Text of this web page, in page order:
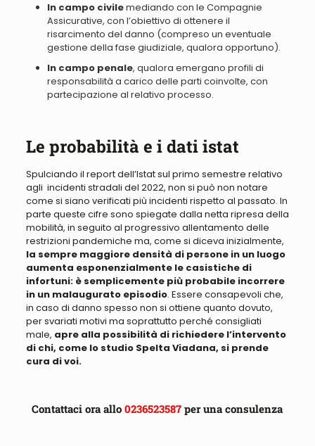
In campo civilemediando con le Compagnie
Assicurative, con l’obiettivo di ottenere il
risarcimento del danno (compreso un eventuale
gestione della fase giudiziale, qualora opportuno).
In campo penale, qualora emergano profili di
responsabilità a carico delle parti coinvolte, con
partecipazione al relativo processo.
Le probabilità e i dati istat
Spulciando il report dell’Istat sul primo semestre relativo
agli incidenti stradali del 2022, non si può non notare
come si siano verificati più incidenti rispetto al passato. In
parte queste cifre sono spiegate dalla netta ripresa della
mobilità, in seguito al progressivo allentamento delle
restrizioni pandemiche ma, come si diceva inizialmente,
la sempre maggiore densità di persone in un luogo
aumenta esponenzialmente le casistiche di
infortuni: è semplicemente più probabile incorrere
in un malaugurato episodio. Essere consapevoli che,
in caso di danno spesso non si ottiene quanto dovuto,
per svariati motivi ma soprattutto perché consigliati
male, apre alla possibilità di richiedere l’intervento
di chi, come lo studio Spelta Viadana, si prende
cura di voi.
Contattaci ora allo0236523587 per una consulenza